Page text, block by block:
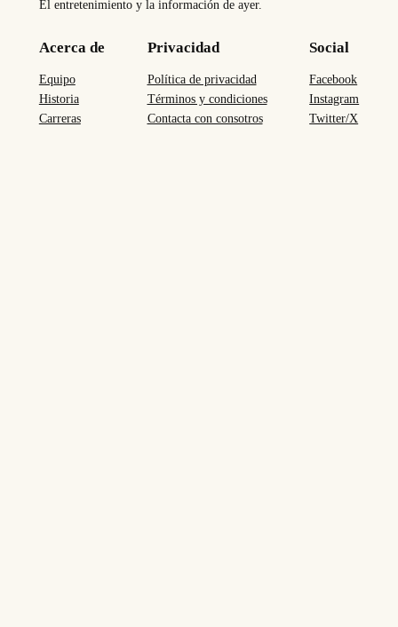
El entretenimiento y la información de ayer.
Acerca de
Equipo
Historia
Carreras
Privacidad
Política de privacidad
Términos y condiciones
Contacta con consotros
Social
Facebook
Instagram
Twitter/X